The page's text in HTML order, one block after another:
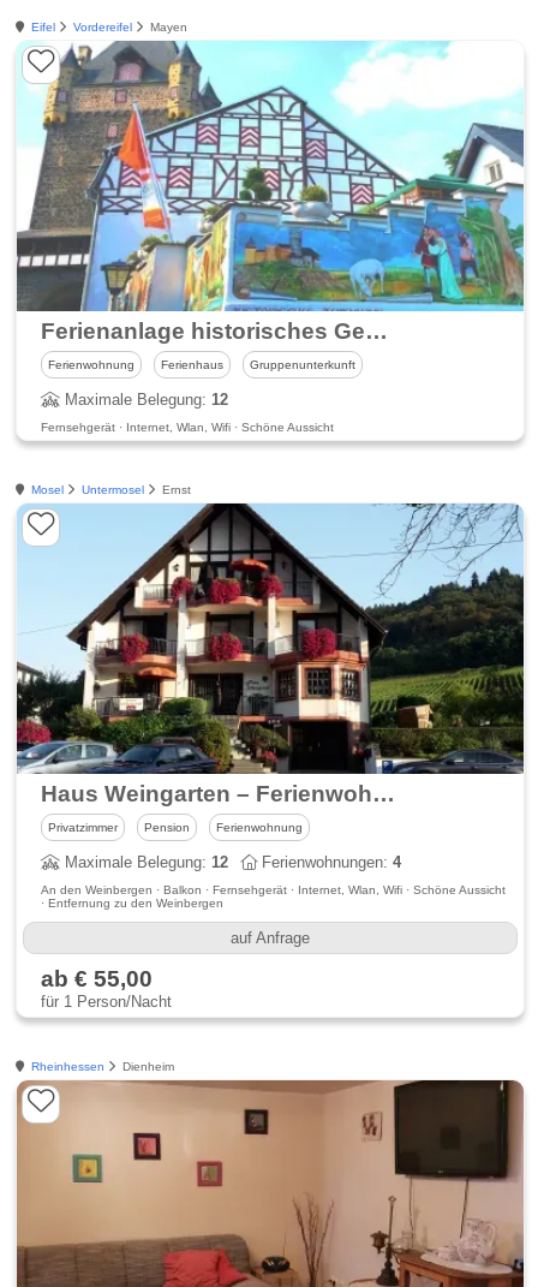
Eifel Vordereifel Mayen
Ferienanlage historisches Genoveva Gemach
Ferienwohnung Ferienhaus Gruppenunterkunft
Maximale Belegung:12
Fernsehgerät · Internet, Wlan, Wifi · Schöne Aussicht
Mosel Untermosel Ernst
Haus Weingarten – Ferienwohnungen, Appartements & Gästezimmer
Privatzimmer Pension Ferienwohnung
Maximale Belegung:12 Ferienwohnungen:4
An den Weinbergen · Balkon · Fernsehgerät · Internet, Wlan, Wifi · Schöne Aussicht
· Entfernung zu den Weinbergen
auf Anfrage
ab € 55,00
für 1 Person/Nacht
Rheinhessen Dienheim